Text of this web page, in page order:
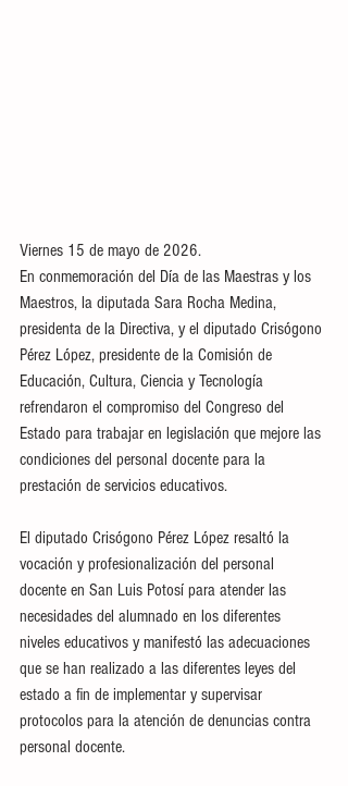
Viernes 15 de mayo de 2026.
En conmemoración del Día de las Maestras y los
Maestros, la diputada Sara Rocha Medina,
presidenta de la Directiva, y el diputado Crisógono
Pérez López, presidente de la Comisión de
Educación, Cultura, Ciencia y Tecnología
refrendaron el compromiso del Congreso del
Estado para trabajar en legislación que mejore las
condiciones del personal docente para la
prestación de servicios educativos.
El diputado Crisógono Pérez López resaltó la
vocación y profesionalización del personal
docente en San Luis Potosí para atender las
necesidades del alumnado en los diferentes
niveles educativos y manifestó las adecuaciones
que se han realizado a las diferentes leyes del
estado a fin de implementar y supervisar
protocolos para la atención de denuncias contra
personal docente.